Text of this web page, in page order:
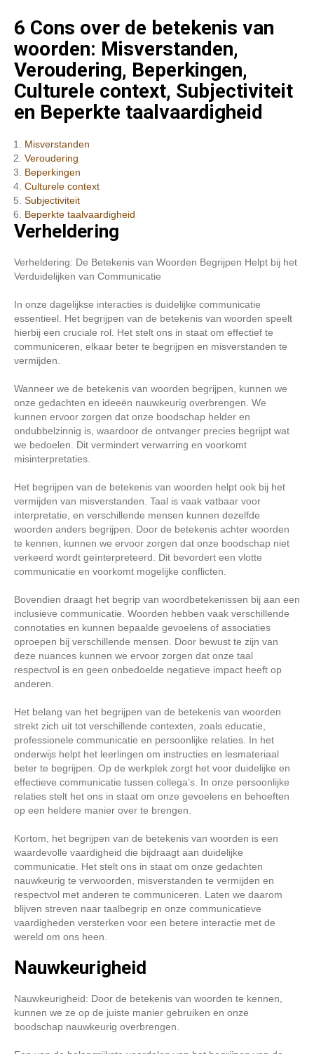
6 Cons over de betekenis van
woorden: Misverstanden,
Veroudering, Beperkingen,
Culturele context, Subjectiviteit
en Beperkte taalvaardigheid
Misverstanden
Veroudering
Beperkingen
Culturele context
Subjectiviteit
Beperkte taalvaardigheid
Verheldering
Verheldering: De Betekenis van Woorden Begrijpen Helpt bij het
Verduidelijken van Communicatie
In onze dagelijkse interacties is duidelijke communicatie
essentieel. Het begrijpen van de betekenis van woorden speelt
hierbij een cruciale rol. Het stelt ons in staat om effectief te
communiceren, elkaar beter te begrijpen en misverstanden te
vermijden.
Wanneer we de betekenis van woorden begrijpen, kunnen we
onze gedachten en ideeën nauwkeurig overbrengen. We
kunnen ervoor zorgen dat onze boodschap helder en
ondubbelzinnig is, waardoor de ontvanger precies begrijpt wat
we bedoelen. Dit vermindert verwarring en voorkomt
misinterpretaties.
Het begrijpen van de betekenis van woorden helpt ook bij het
vermijden van misverstanden. Taal is vaak vatbaar voor
interpretatie, en verschillende mensen kunnen dezelfde
woorden anders begrijpen. Door de betekenis achter woorden
te kennen, kunnen we ervoor zorgen dat onze boodschap niet
verkeerd wordt geïnterpreteerd. Dit bevordert een vlotte
communicatie en voorkomt mogelijke conflicten.
Bovendien draagt het begrip van woordbetekenissen bij aan een
inclusieve communicatie. Woorden hebben vaak verschillende
connotaties en kunnen bepaalde gevoelens of associaties
oproepen bij verschillende mensen. Door bewust te zijn van
deze nuances kunnen we ervoor zorgen dat onze taal
respectvol is en geen onbedoelde negatieve impact heeft op
anderen.
Het belang van het begrijpen van de betekenis van woorden
strekt zich uit tot verschillende contexten, zoals educatie,
professionele communicatie en persoonlijke relaties. In het
onderwijs helpt het leerlingen om instructies en lesmateriaal
beter te begrijpen. Op de werkplek zorgt het voor duidelijke en
effectieve communicatie tussen collega’s. In onze persoonlijke
relaties stelt het ons in staat om onze gevoelens en behoeften
op een heldere manier over te brengen.
Kortom, het begrijpen van de betekenis van woorden is een
waardevolle vaardigheid die bijdraagt aan duidelijke
communicatie. Het stelt ons in staat om onze gedachten
nauwkeurig te verwoorden, misverstanden te vermijden en
respectvol met anderen te communiceren. Laten we daarom
blijven streven naar taalbegrip en onze communicatieve
vaardigheden versterken voor een betere interactie met de
wereld om ons heen.
Nauwkeurigheid
Nauwkeurigheid: Door de betekenis van woorden te kennen,
kunnen we ze op de juiste manier gebruiken en onze
boodschap nauwkeurig overbrengen.